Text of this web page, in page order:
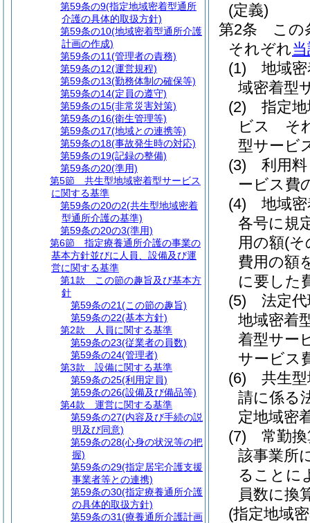
(定義)
第2条
この
それぞれ
(1)
地域
域密着型
(2)
指定
ビス そ
型サービ
(3)
利用
ービス費
(4)
地域
各号に規
用の額(そ
費用の額
に要した
(5)
法定
地域密着
着型サー
サービス
(6)
共生
請に係る
定地域密
(7)
常勤
該事業所
ることに
員数に換
(指定地域
第59条の9(指定地域密着型通所
介護の具体的取扱方針)
第59条の10(地域密着型通所介護
計画の作成)
第59条の11(管理者の責務)
第59条の12(運営規程)
第59条の13(勤務体制の確保等)
第59条の14(定員の遵守)
第59条の15(非常災害対策)
第59条の16(衛生管理等)
第59条の17(地域との連携等)
第59条の18(事故発生時の対応)
第59条の19(記録の整備)
第59条の20(準用)
第5節
共生型地域密着型サービス
に関する基準
第59条の20の2(共生型地域密着
型通所介護の基準)
第59条の20の3(準用)
第6節
指定療養通所介護の事業の
基本方針並びに人員、設備及び運
営に関する基準
第1款
この節の趣旨及び基本方
針
第59条の21(この節の趣旨)
第59条の22(基本方針)
第2款
人員に関する基準
第59条の23(従業者の員数)
第59条の24(管理者)
第3款
設備に関する基準
第59条の25(利用定員)
第59条の26(設備及び備品等)
第4款
運営に関する基準
第59条の27(内容及び手続の説
明及び同意)
第59条の28(心身の状況等の把
握)
第59条の29(指定居宅介護支援
事業者等との連携)
第59条の30(指定療養通所介護
の具体的取扱方針)
第59条の31(療養通所介護計画